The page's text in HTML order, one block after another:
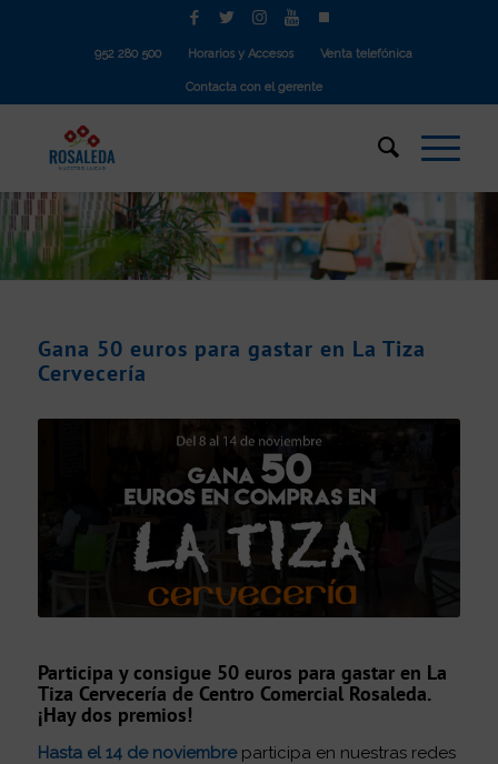
952 280 500 Horarios y Accesos Venta telefónica
Contacta con el gerente
Gana 50 euros para gastar en La Tiza
Cervecería
Participa y consigue 50 euros para gastar en La
Tiza Cervecería de Centro Comercial Rosaleda.
¡Hay dos premios!
Hasta el 14 de noviembre participa en nuestras redes